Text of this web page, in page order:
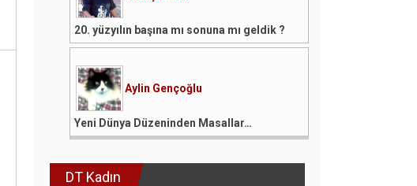
20. yüzyılın başına mı sonuna mı geldik ?
Aylin Gençoğlu
Yeni Dünya Düzeninden Masallar…
DT Kadın